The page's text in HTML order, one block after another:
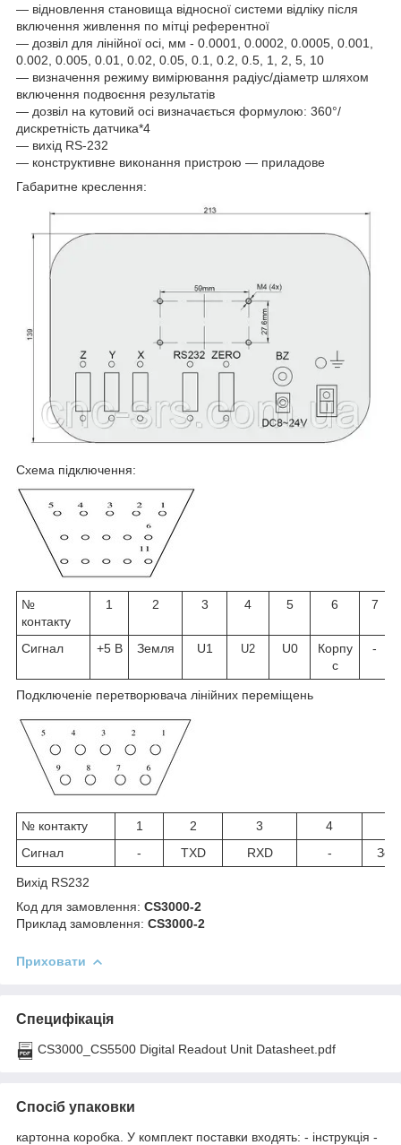
― відновлення становища відносної системи відліку після
включення живлення по мітці референтної
― дозвіл для лінійної осі, мм - 0.0001, 0.0002, 0.0005, 0.001,
0.002, 0.005, 0.01, 0.02, 0.05, 0.1, 0.2, 0.5, 1, 2, 5, 10
― визначення режиму вимірювання радіус/діаметр шляхом
включення подвоєння результатів
― дозвіл на кутовий осі визначається формулою: 360°/
дискретність датчика*4
― вихід RS-232
― конструктивне виконання пристрою — приладове
Габаритне креслення:
Схема підключення:
№
контакту
1 2 3 4 5 6 7
Сигнал +5 В Земля U1 U2 U0
Корпу
с
-
Подключеніе перетворювача лінійних переміщень
№ контакту 1 2 3 4
Сигнал
- TXD RXD -
Вихід RS232
Код для замовлення: CS3000-2
Приклад замовлення: CS3000-2
Приховати
Специфікація
CS3000_CS5500 Digital Readout Unit Datasheet.pdf
Спосіб упаковки
картонна коробка. У комплект поставки входять: - інструкція -